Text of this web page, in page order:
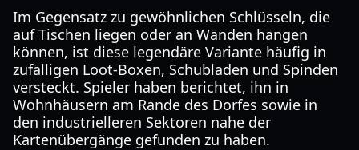
Im Gegensatz zu gewöhnlichen Schlüsseln, die
auf Tischen liegen oder an Wänden hängen
können, ist diese legendäre Variante häufig in
zufälligen Loot-Boxen, Schubladen und Spinden
versteckt. Spieler haben berichtet, ihn in
Wohnhäusern am Rande des Dorfes sowie in
den industrielleren Sektoren nahe der
Kartenübergänge gefunden zu haben.